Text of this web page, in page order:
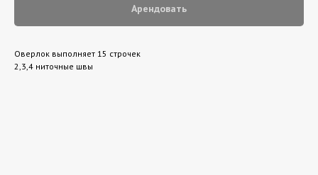
Арендовать
Оверлок выполняет 15 строчек
2,3,4 ниточные швы